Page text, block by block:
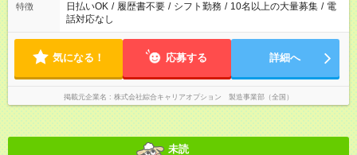
特徴 日払いOK / 履歴書不要 / シフト勤務 / 10名以上の大量募集 / 電
話対応なし
気になる！ 応募する 詳細へ
掲載元企業名 株式会社綜合キャリアオプション 製造事業部（全国）
未読